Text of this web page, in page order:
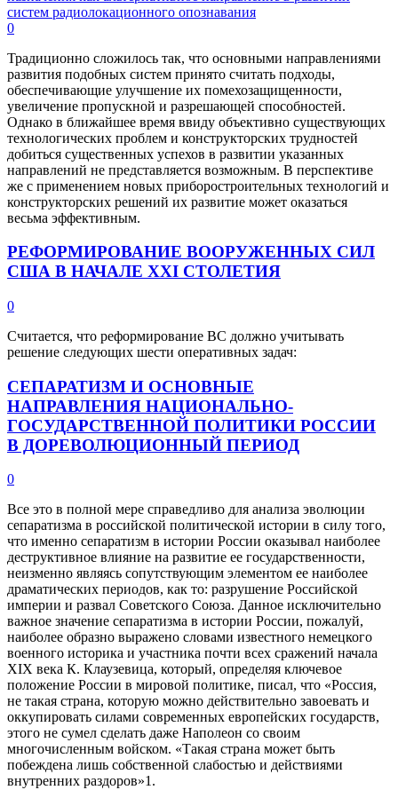
0
Традиционно сложилось так, что основными направлениями
развития подобных систем принято считать подходы,
обеспечивающие улучшение их помехозащищенности,
увеличение пропускной и разрешающей способностей.
Однако в ближайшее время ввиду объективно существующих
технологических проблем и конструкторских трудностей
добиться существенных успехов в развитии указанных
направлений не представляется возможным. В перспективе
же с применением новых приборостроительных технологий и
конструкторских решений их развитие может оказаться
весьма эффективным.
РЕФОРМИРОВАНИЕ ВООРУЖЕННЫХ СИЛ
США В НАЧАЛЕ XXI СТОЛЕТИЯ
0
Считается, что реформирование ВС должно учитывать
решение следующих шести оперативных задач:
СЕПАРАТИЗМ И ОСНОВНЫЕ
НАПРАВЛЕНИЯ НАЦИОНАЛЬНО-
ГОСУДАРСТВЕННОЙ ПОЛИТИКИ РОССИИ
В ДОРЕВОЛЮЦИОННЫЙ ПЕРИОД
0
Все это в полной мере справедливо для анализа эволюции
сепаратизма в российской политической истории в силу того,
что именно сепаратизм в истории России оказывал наиболее
деструктивное влияние на развитие ее государственности,
неизменно являясь сопутствующим элементом ее наиболее
драматических периодов, как то: разрушение Российской
империи и развал Советского Союза. Данное исключительно
важное значение сепаратизма в истории России, пожалуй,
наиболее образно выражено словами известного немецкого
военного историка и участника почти всех сражений начала
XIX века К. Клаузевица, который, определяя ключевое
положение России в мировой политике, писал, что «Россия,
не такая страна, которую можно действительно завоевать и
оккупировать силами современных европейских государств,
этого не сумел сделать даже Наполеон со своим
многочисленным войском. «Такая страна может быть
побеждена лишь собственной слабостью и действиями
внутренних раздоров»1.